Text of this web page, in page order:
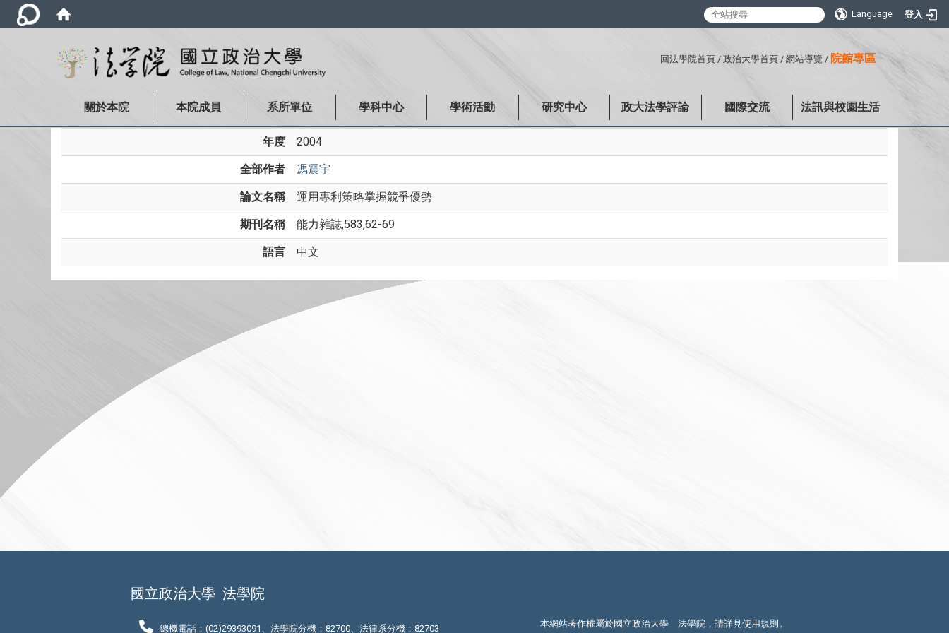
Language 登入
回法學院首頁 / 政治大學首頁 / 網站導覽 / 院館專區
關於本院 本院成員 系所單位 學科中心 學術活動 研究中心 政大法學評論 國際交流 法訊與校園生活
年度 2004
全部作者 馮震宇
論文名稱 運用專利策略掌握競爭優勢
期刊名稱 能力雜誌,583,62-69
語言 中文
國立政治大學 法學院
總機電話：(02)29393091、法學院分機：82700、法律系分機：82703 本網站著作權屬於國立政治大學 法學院，請詳見使用規則 。